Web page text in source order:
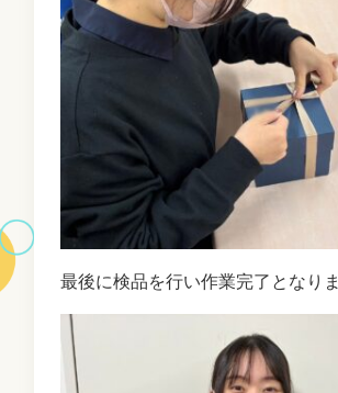
最後に検品を行い作業完了となり